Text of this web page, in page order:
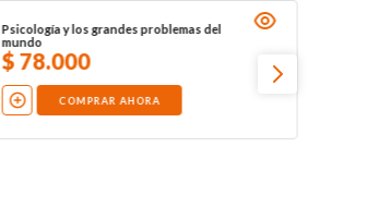
Psicología y los grandes problemas del
mundo
$78.000
COMPRAR AHORA